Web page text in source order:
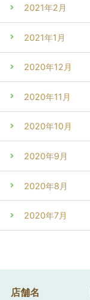
2021年2月
2021年1月
2020年12月
2020年11月
2020年10月
2020年9月
2020年8月
2020年7月
店舗名